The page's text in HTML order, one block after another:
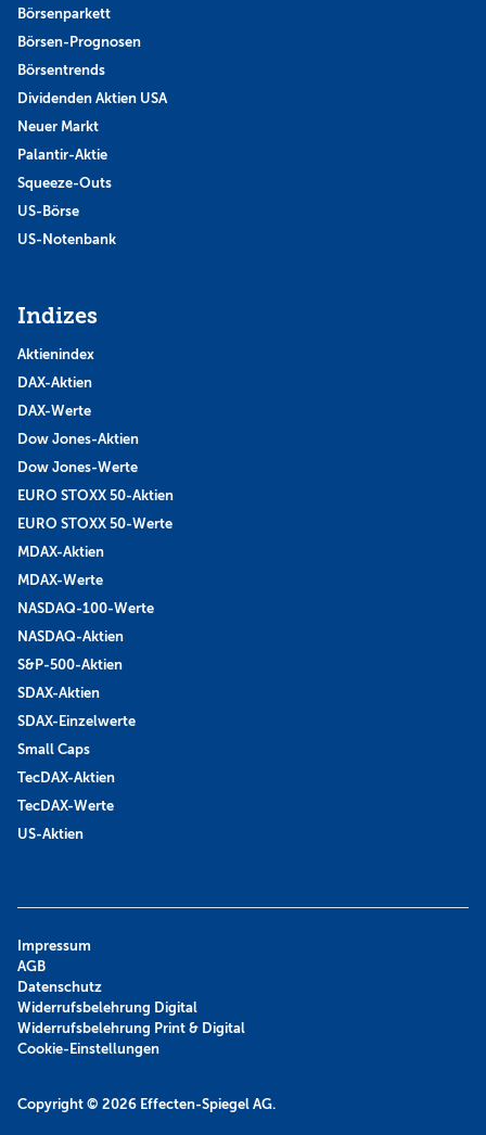
Börsenparkett
Börsen-Prognosen
Börsentrends
Dividenden Aktien USA
Neuer Markt
Palantir-Aktie
Squeeze-Outs
US-Börse
US-Notenbank
Indizes
Aktienindex
DAX-Aktien
DAX-Werte
Dow Jones-Aktien
Dow Jones-Werte
EURO STOXX 50-Aktien
EURO STOXX 50-Werte
MDAX-Aktien
MDAX-Werte
NASDAQ-100-Werte
NASDAQ-Aktien
S&P-500-Aktien
SDAX-Aktien
SDAX-Einzelwerte
Small Caps
TecDAX-Aktien
TecDAX-Werte
US-Aktien
Copyright © 2026 Effecten-Spiegel AG.
Impressum
AGB
Datenschutz
Widerrufsbelehrung Digital
Widerrufsbelehrung Print & Digital
Cookie-Einstellungen